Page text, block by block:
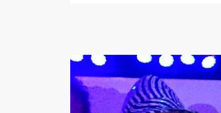
Feest (Hip Hop, R & B, Reggaeton,